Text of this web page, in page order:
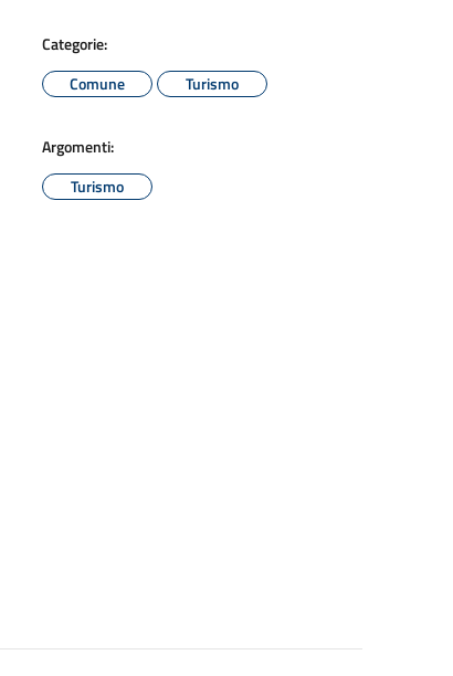
Categorie:
Comune
Turismo
Argomenti:
Turismo